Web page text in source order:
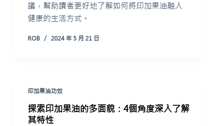
議，幫助讀者更好地了解如何將印加果油融入
健康的生活方式。
ROB 2024 年 5 月 21 日
印加果油功效
探索印加果油的多面貌：4個角度深入了解
其特性